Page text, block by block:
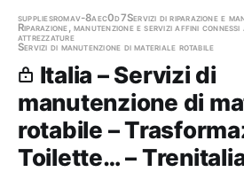
suppliesromav-8aec0d7Servizi di riparazione e
Riparazione, manutenzione e servizi affini
attrezzature
Servizi di manutenzione di materiale rotabile
Italia – Servizi di
manutenzione di
rotabile –
Toilette… –